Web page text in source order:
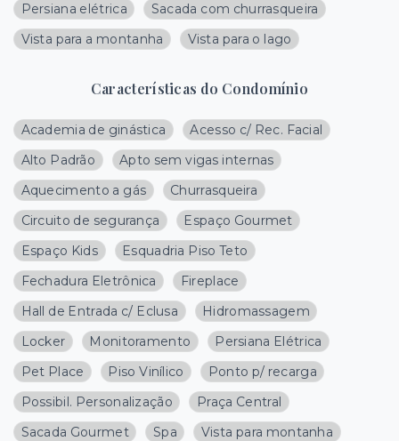
Persiana elétrica
Sacada com churrasqueira
Vista para a montanha
Vista para o lago
Características do Condomínio
Academia de ginástica
Acesso c/ Rec. Facial
Alto Padrão
Apto sem vigas internas
Aquecimento a gás
Churrasqueira
Circuito de segurança
Espaço Gourmet
Espaço Kids
Esquadria Piso Teto
Fechadura Eletrônica
Fireplace
Hall de Entrada c/ Eclusa
Hidromassagem
Locker
Monitoramento
Persiana Elétrica
Pet Place
Piso Vinílico
Ponto p/ recarga
Possibil. Personalização
Praça Central
Sacada Gourmet
Spa
Vista para montanha